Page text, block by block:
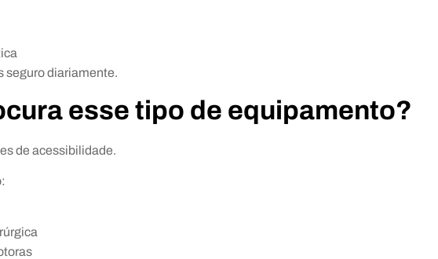
seguro diariamente.
esse tipo de equipamento?
de acessibilidade.